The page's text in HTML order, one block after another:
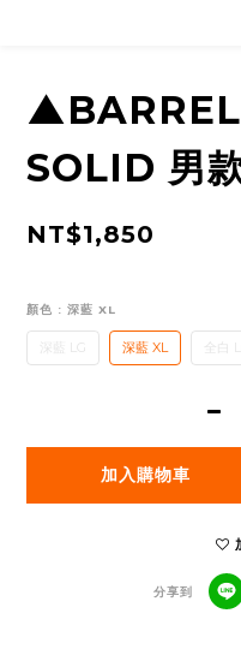
SOLID 男
NT$1,850
顏色 : 深藍 XL
深藍 LG 深藍 XL 全白
加入購物車
分享到